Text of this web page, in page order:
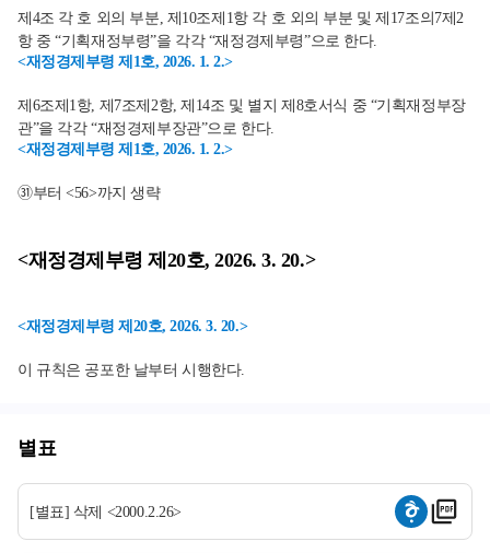
제4조 각 호 외의 부분, 제10조제1항 각 호 외의 부분 및 제17조의7제2
항 중 “기획재정부령”을 각각 “재정경제부령”으로 한다.
<재정경제부령 제1호, 2026. 1. 2.>
제6조제1항, 제7조제2항, 제14조 및 별지 제8호서식 중 “기획재정부장
관”을 각각 “재정경제부장관”으로 한다.
<재정경제부령 제1호, 2026. 1. 2.>
㉛부터 <56>까지 생략
<재정경제부령 제20호, 2026. 3. 20.>
<재정경제부령 제20호, 2026. 3. 20.>
이 규칙은 공포한 날부터 시행한다.
별표
[별표] 삭제 <2000.2.26>